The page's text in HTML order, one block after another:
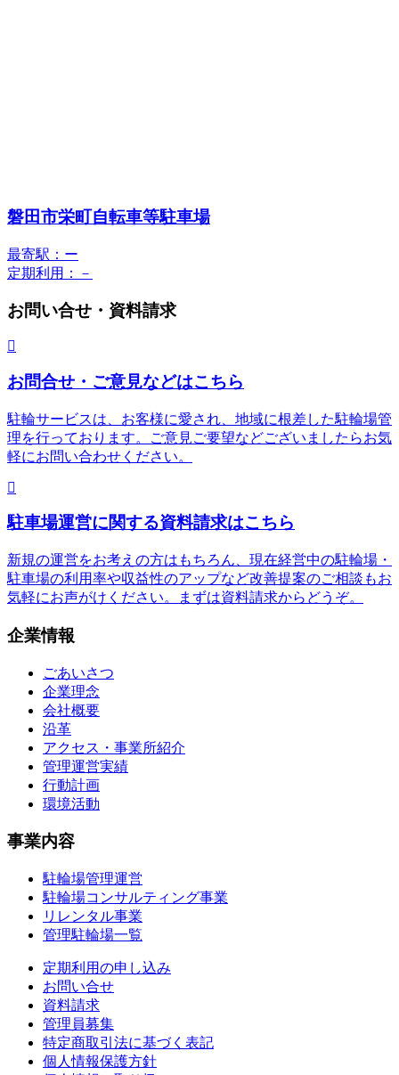
磐田市栄町自転車等駐車場
最寄駅：ー
定期利用：－
お問い合せ・資料請求
お問合せ・ご意見などはこちら
駐輪サービスは、お客様に愛され、地域に根差した駐輪場管
理を行っております。ご意見ご要望などございましたらお気
軽にお問い合わせください。
駐車場運営に関する資料請求はこちら
新規の運営をお考えの方はもちろん、現在経営中の駐輪場・
駐車場の利用率や収益性のアップなど改善提案のご相談もお
気軽にお声がけください。まずは資料請求からどうぞ。
企業情報
ごあいさつ
企業理念
会社概要
沿革
アクセス・事業所紹介
管理運営実績
行動計画
環境活動
事業内容
駐輪場管理運営
駐輪場コンサルティング事業
リレンタル事業
管理駐輪場一覧
定期利用の申し込み
お問い合せ
資料請求
管理員募集
特定商取引法に基づく表記
個人情報保護方針